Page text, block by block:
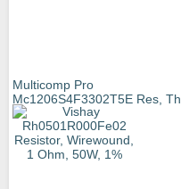
Multicomp Pro
Mc1206S4F3302T5E Res, Th